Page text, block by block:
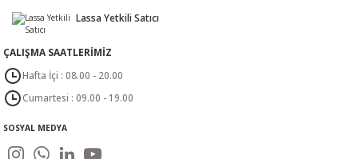
Lassa Yetkili Satıcı
ÇALIŞMA SAATLERİMİZ
Hafta İçi : 08.00 - 20.00
Cumartesi : 09.00 - 19.00
SOSYAL MEDYA